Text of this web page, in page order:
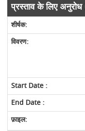
प्रस्ताव के लिए